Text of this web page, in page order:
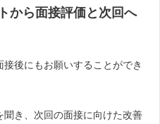
から面接評価と次回へ
後にもお願いすることができ
き、次回の面接に向けた改善